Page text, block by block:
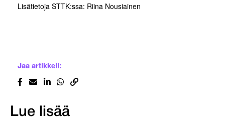
Lisätietoja STTK:ssa: Riina Nousiainen
Jaa artikkeli:
Lue lisää